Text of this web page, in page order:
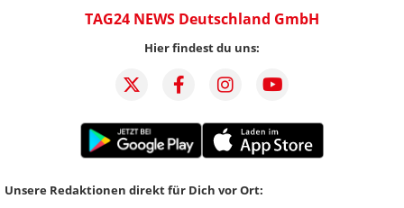
TAG24 NEWS Deutschland GmbH
Hier findest du uns:
Unsere Redaktionen direkt für Dich vor Ort: